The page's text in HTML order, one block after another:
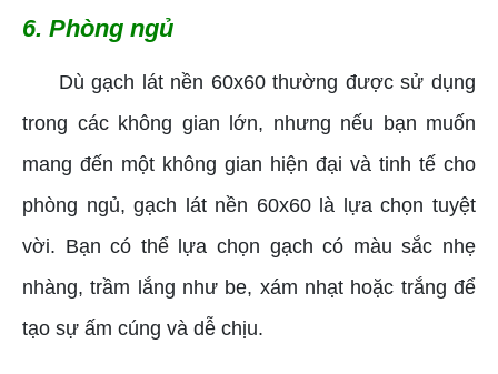
6. Phòng ngủ
Dù gạch lát nền 60x60 thường được sử dụng
trong các không gian lớn, nhưng nếu bạn muốn
mang đến một không gian hiện đại và tinh tế cho
phòng ngủ, gạch lát nền 60x60 là lựa chọn tuyệt
vời. Bạn có thể lựa chọn gạch có màu sắc nhẹ
nhàng, trầm lắng như be, xám nhạt hoặc trắng để
tạo sự ấm cúng và dễ chịu.